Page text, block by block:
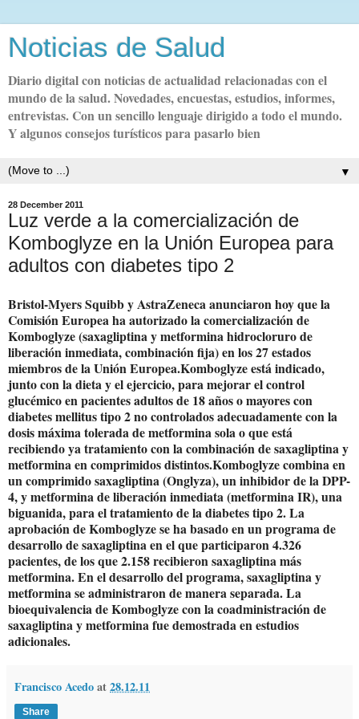
Noticias de Salud
Diario digital con noticias de actualidad relacionadas con el
mundo de la salud. Novedades, encuestas, estudios, informes,
entrevistas. Con un sencillo lenguaje dirigido a todo el mundo.
Y algunos consejos turísticos para pasarlo bien
▼
28 December 2011
Luz verde a la comercialización de
Komboglyze en la Unión Europea para
adultos con diabetes tipo 2
Bristol-Myers Squibb y AstraZeneca anunciaron hoy que la
Comisión Europea ha autorizado la comercialización de
Komboglyze (saxagliptina y metformina hidrocloruro de
liberación inmediata, combinación fija) en los 27 estados
miembros de la Unión Europea.Komboglyze está indicado,
junto con la dieta y el ejercicio, para mejorar el control
glucémico en pacientes adultos de 18 años o mayores con
diabetes mellitus tipo 2 no controlados adecuadamente con la
dosis máxima tolerada de metformina sola o que está
recibiendo ya tratamiento con la combinación de saxagliptina y
metformina en comprimidos distintos.Komboglyze combina en
un comprimido saxagliptina (Onglyza), un inhibidor de la DPP-
4, y metformina de liberación inmediata (metformina IR), una
biguanida, para el tratamiento de la diabetes tipo 2. La
aprobación de Komboglyze se ha basado en un programa de
desarrollo de saxagliptina en el que participaron 4.326
pacientes, de los que 2.158 recibieron saxagliptina más
metformina. En el desarrollo del programa, saxagliptina y
metformina se administraron de manera separada. La
bioequivalencia de Komboglyze con la coadministración de
saxagliptina y metformina fue demostrada en estudios
adicionales.
Francisco Acedoat28.12.11
Share